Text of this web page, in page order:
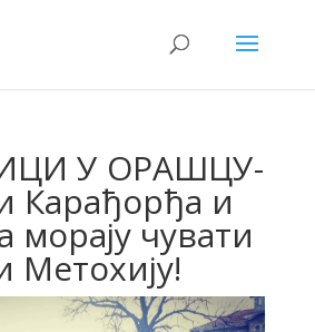
У ОРАШЦУ-
Карађорђа и
морају чувати
Метохију!